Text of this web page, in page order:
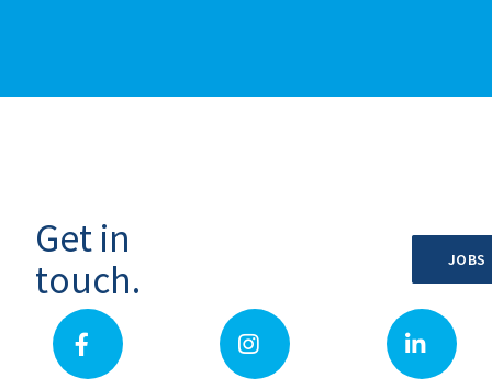
Get in
touch.
JOBS